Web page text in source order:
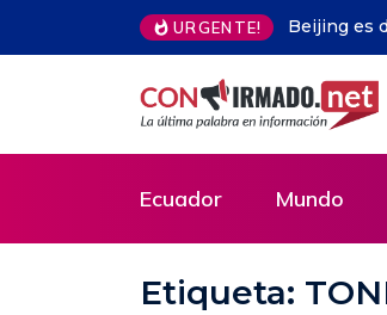
URGENTE!
2029 por Unesco y UIALibros
Ecuador Mundo
Etiqueta: